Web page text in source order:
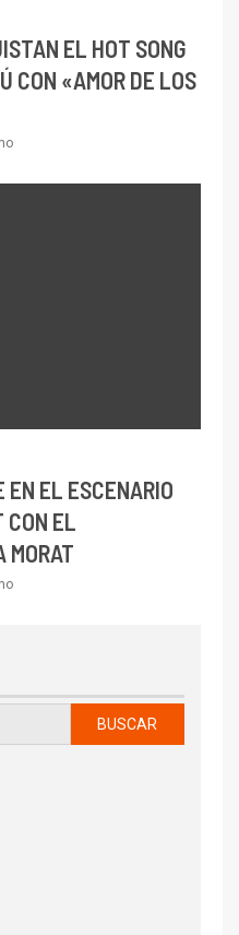
EL HOT SONG
CON «AMOR DE LOS
EN EL ESCENARIO
CON EL
MORAT
BUSCAR